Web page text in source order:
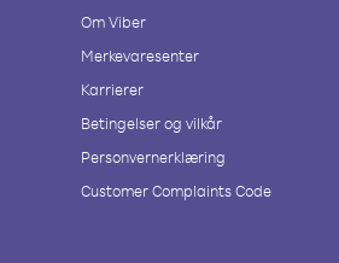
Om Viber
Merkevaresenter
Karrierer
Betingelser og vilkår
Personvernerklæring
Customer Complaints Code